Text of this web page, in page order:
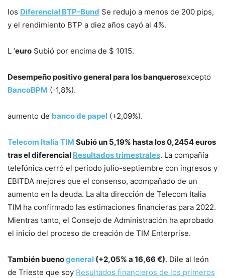
los Diferencial BTP-Bund Se redujo a menos de 200 pips,
y el rendimiento BTP a diez años cayó al 4%.
L ‘euro Subió por encima de $ 1015.
Desempeño positivo general para los banquerosexcepto
BancoBPM (-1,8%).
aumento de banco de papel (+2,09%).
Telecom Italia TIM Subió un 5,19% hasta los 0,2454 euros
tras el diferencial Resultados trimestrales. La compañía
telefónica cerró el período julio-septiembre con ingresos y
EBITDA mejores que el consenso, acompañado de un
aumento en la deuda. La alta dirección de Telecom Italia
TIM ha confirmado las estimaciones financieras para 2022.
Mientras tanto, el Consejo de Administración ha aprobado
el inicio del proceso de creación de TIM Enterprise.
También buenogeneral (+2,05% a 16,66 €). Dile al león
de Trieste que soy Resultados financieros de los primeros